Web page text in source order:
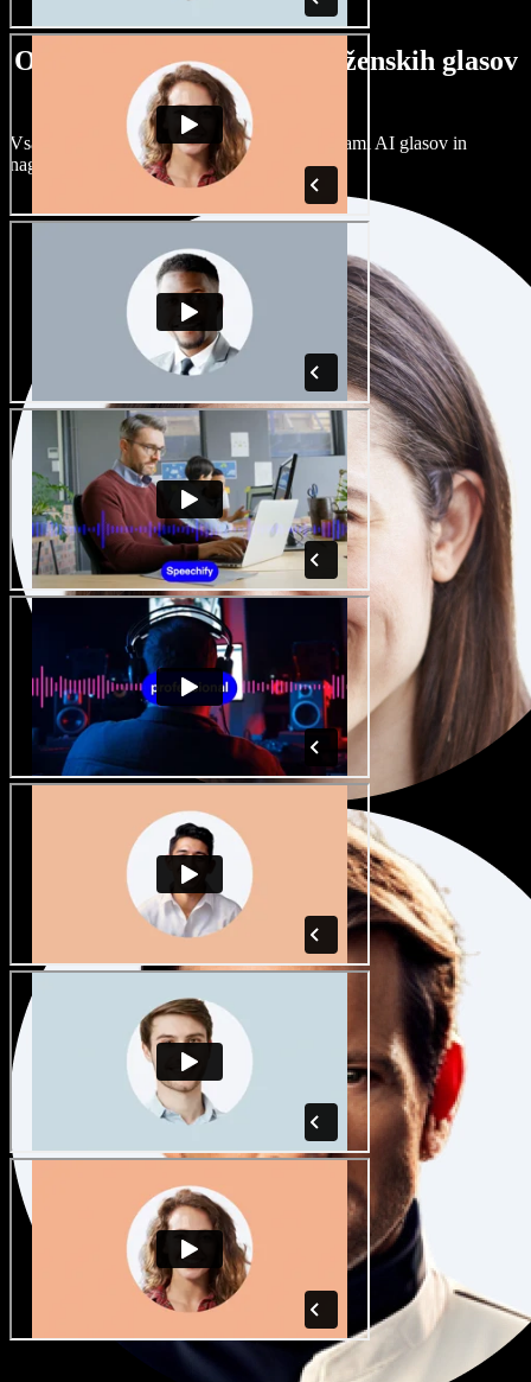
Ogromna izbira moških in ženskih glasov
ter naglasov
Vsak projekt je unikaten. Izbirajte med stotinami AI glasov in
naglasov ter jih prilagodite po svoje.